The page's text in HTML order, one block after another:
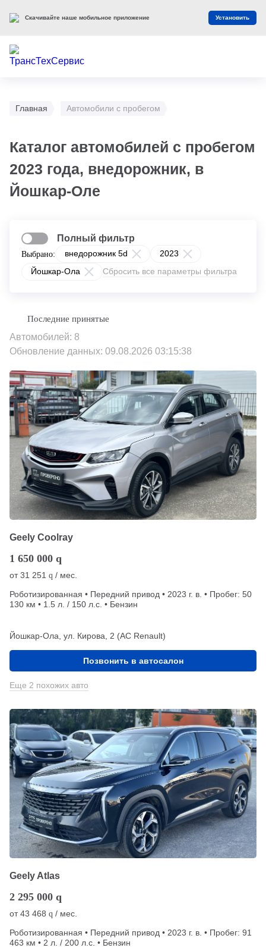
Главная Автомобили с пробегом
Каталог автомобилей с пробегом
2023 года, внедорожник, в
Йошкар-Оле
Выбрано: внедорожник 5d
2023
Йошкар-Ола
Сбросить все параметры фильтра
Полный фильтр
Автомобилей: 8
Обновление данных: 09.08.2026 03:15:38
Geely Coolray
1 650 000 q
от31 251 q / мес.
Роботизированная • Передний привод • 2023 г. в. • Пробег: 50
130 км • 1.5 л. / 150 л.с. • Бензин
Йошкар-Ола, ул. Кирова, 2 (АС Renault)
Позвонить в автосалон
Еще 2 похожих авто
Geely Atlas
2 295 000 q
от43 468 q / мес.
Роботизированная • Передний привод • 2023 г. в. • Пробег: 91
463 км • 2 л. / 200 л.с. • Бензин
Оцените наш сайт Оценить